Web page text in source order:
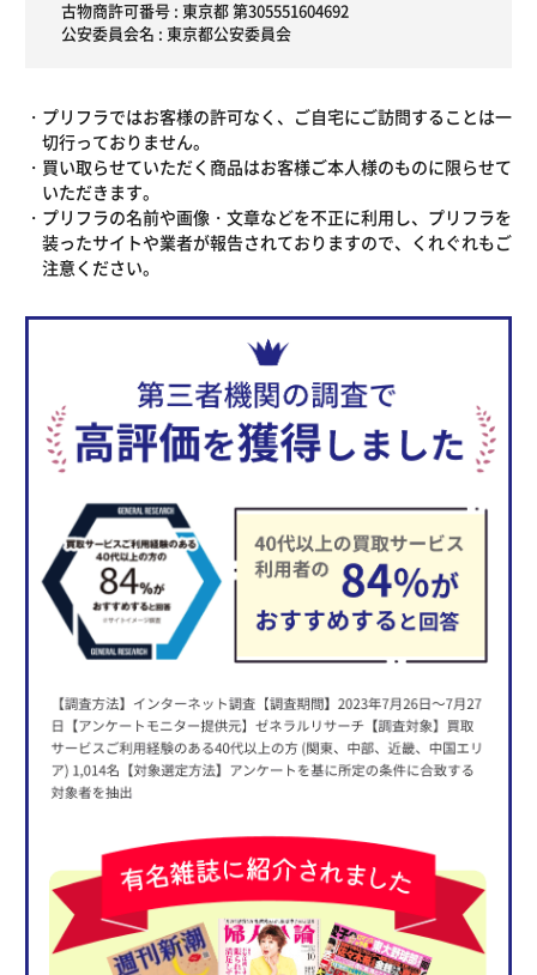
古物商許可番号 : 東京都 第305551604692
公安委員会名 : 東京都公安委員会
プリフラではお客様の許可なく、ご自宅にご訪問することは一
切行っておりません。
買い取らせていただく商品はお客様ご本人様のものに限らせて
いただきます。
プリフラの名前や画像・文章などを不正に利用し、プリフラを
装ったサイトや業者が報告されておりますので、くれぐれもご
注意ください。